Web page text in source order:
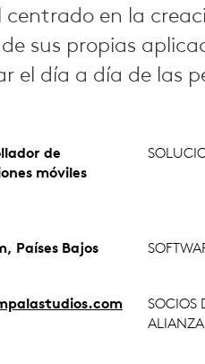
centrado en la
sus propias
el día a día de las
de
móviles
Países Bajos
SOCIOS
ALIANZA